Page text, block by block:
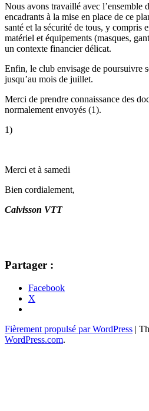
Nous avons travaillé avec l’ensemble
encadrants à la mise en place de ce
santé et la sécurité de tous, y compris
matériel et équipements (masques,
un contexte financier délicat.
Enfin, le club envisage de poursuivre
jusqu’au mois de juillet.
Merci de prendre connaissance des
normalement envoyés (1).
1)
Merci et à samedi
Bien cordialement,
Calvisson VTT
Partager :
Facebook
X
Navigation
des
←
→
Fièrement propulsé par WordPress |
WordPress.com.